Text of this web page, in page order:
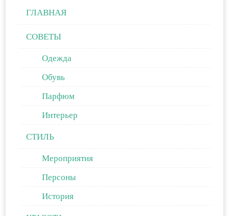
ГЛАВНАЯ
СОВЕТЫ
Одежда
Обувь
Парфюм
Интерьер
СТИЛЬ
Мероприятия
Персоны
История